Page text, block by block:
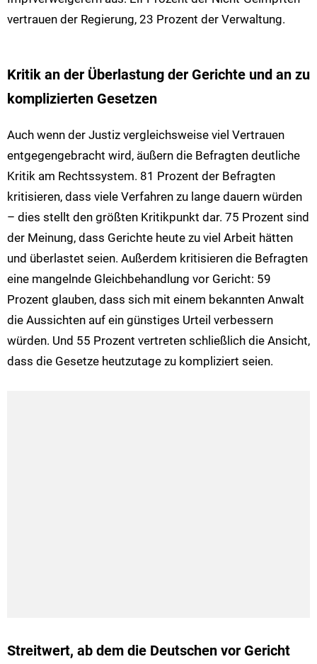
vertrauen der Regierung, 23 Prozent der Verwaltung.
Kritik an der Überlastung der Gerichte und an zu
komplizierten Gesetzen
Auch wenn der Justiz vergleichsweise viel Vertrauen
entgegengebracht wird, äußern die Befragten deutliche
Kritik am Rechtssystem. 81 Prozent der Befragten
kritisieren, dass viele Verfahren zu lange dauern würden
– dies stellt den größten Kritikpunkt dar. 75 Prozent sind
der Meinung, dass Gerichte heute zu viel Arbeit hätten
und überlastet seien. Außerdem kritisieren die Befragten
eine mangelnde Gleichbehandlung vor Gericht: 59
Prozent glauben, dass sich mit einem bekannten Anwalt
die Aussichten auf ein günstiges Urteil verbessern
würden. Und 55 Prozent vertreten schließlich die Ansicht,
dass die Gesetze heutzutage zu kompliziert seien.
Streitwert, ab dem die Deutschen vor Gericht